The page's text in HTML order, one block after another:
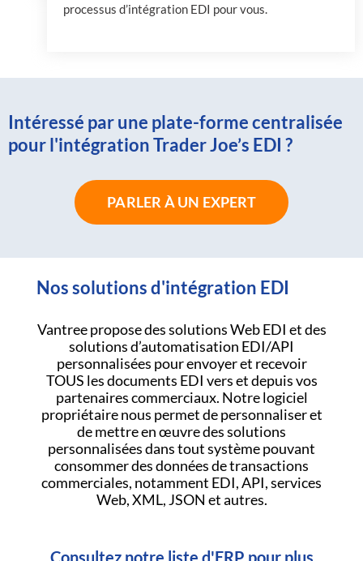
processus d’intégration EDI pour vous.
Intéressé par une plate-forme centralisée
pour l'intégration Trader Joe’s EDI ?
PARLER À UN EXPERT
Nos solutions d'intégration EDI
Vantree propose des solutions Web EDI et des
solutions d’automatisation EDI/API
personnalisées pour envoyer et recevoir
TOUS les documents EDI vers et depuis vos
partenaires commerciaux. Notre logiciel
propriétaire nous permet de personnaliser et
de mettre en œuvre des solutions
personnalisées dans tout système pouvant
consommer des données de transactions
commerciales, notamment EDI, API, services
Web, XML, JSON et autres.
Consultez notre liste d'ERP pour plus